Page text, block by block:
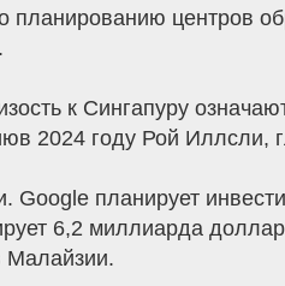
планированию центров
к Сингапуру
2024 году Рой Иллсли,
планирует
6,2 миллиарда
Малайзии.